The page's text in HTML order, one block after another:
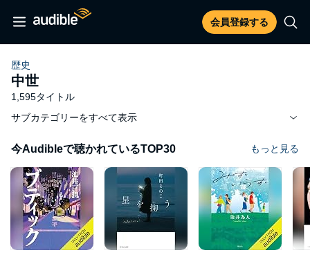
会員登録する
歴史
中世
1,595タイトル
サブカテゴリーをすべて表示
今Audibleで聴かれているTOP30 もっと見る